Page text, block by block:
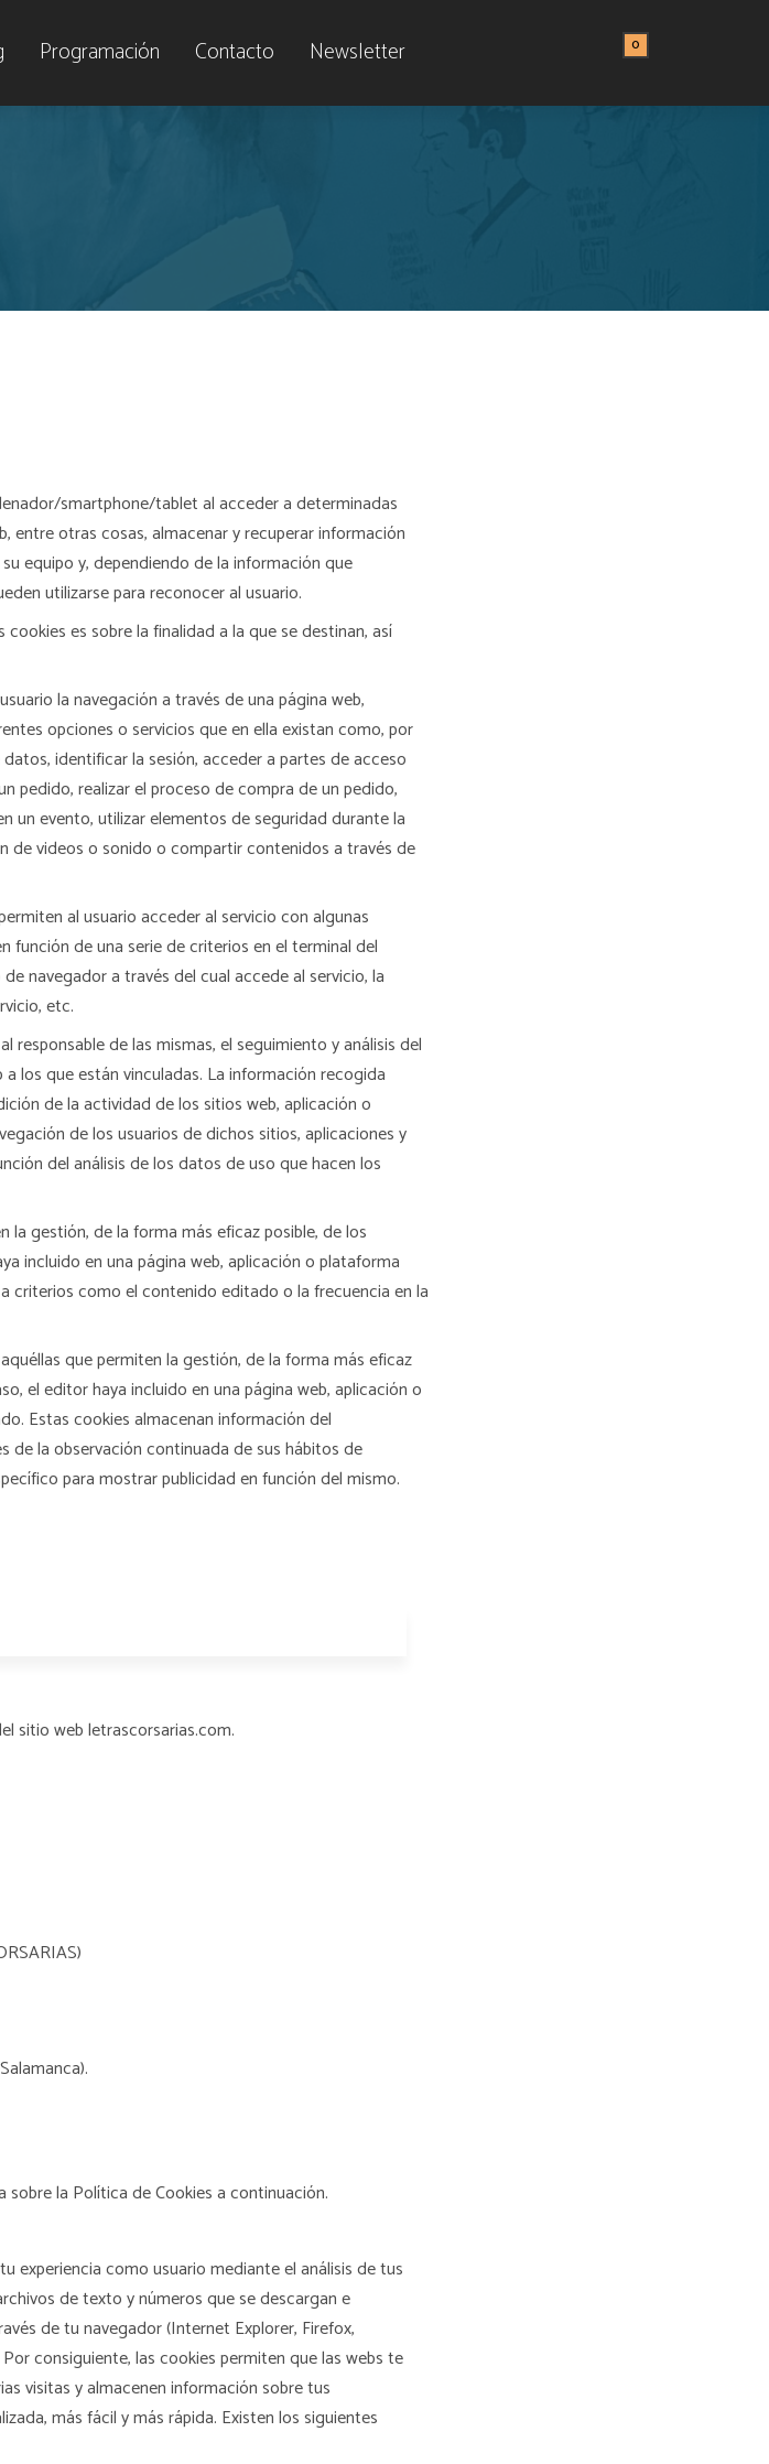
Programación Contacto Newsletter 0
smartphone/tablet al acceder a determinadas
entre otras cosas, almacenar y recuperar información
equipo y, dependiendo de la información que
utilizarse para reconocer al usuario.
es sobre la finalidad a la que se destinan, así
la navegación a través de una página web,
opciones o servicios que en ella existan como, por
identificar la sesión, acceder a partes de acceso
pedido, realizar el proceso de compra de un pedido,
un evento, utilizar elementos de seguridad durante la
de videos o sonido o compartir contenidos a través de
al usuario acceder al servicio con algunas
de una serie de criterios en el terminal del
navegador a través del cual accede al servicio, la
etc.
responsable de las mismas, el seguimiento y análisis del
los que están vinculadas. La información recogida
de la actividad de los sitios web, aplicación o
de los usuarios de dichos sitios, aplicaciones y
del análisis de los datos de uso que hacen los
la gestión, de la forma más eficaz posible, de los
incluido en una página web, aplicación o plataforma
criterios como el contenido editado o la frecuencia en la
que permiten la gestión, de la forma más eficaz
el editor haya incluido en una página web, aplicación o
Estas cookies almacenan información del
la observación continuada de sus hábitos de
para mostrar publicidad en función del mismo.
sitio web letrascorsarias.com.
la Política de Cookies a continuación.
experiencia como usuario mediante el análisis de tus
de texto y números que se descargan e
de tu navegador (Internet Explorer, Firefox,
consiguiente, las cookies permiten que las webs te
visitas y almacenen información sobre tus
más fácil y más rápida. Existen los siguientes